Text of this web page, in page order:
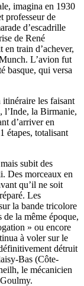
imagina en 1930
professeur de
d’escadrille
de René
train d’achever,
L’avion fut
basque, qui versa
itinéraire les faisant
l’Inde, la Birmanie,
d’arriver en
étapes, totalisant
subit des
Des morceaux en
qu’il ne soit
Les
la bande tricolore
de la même époque,
» ou encore
à voler sur le
détruit
Bas (Côte-
le mécanicien